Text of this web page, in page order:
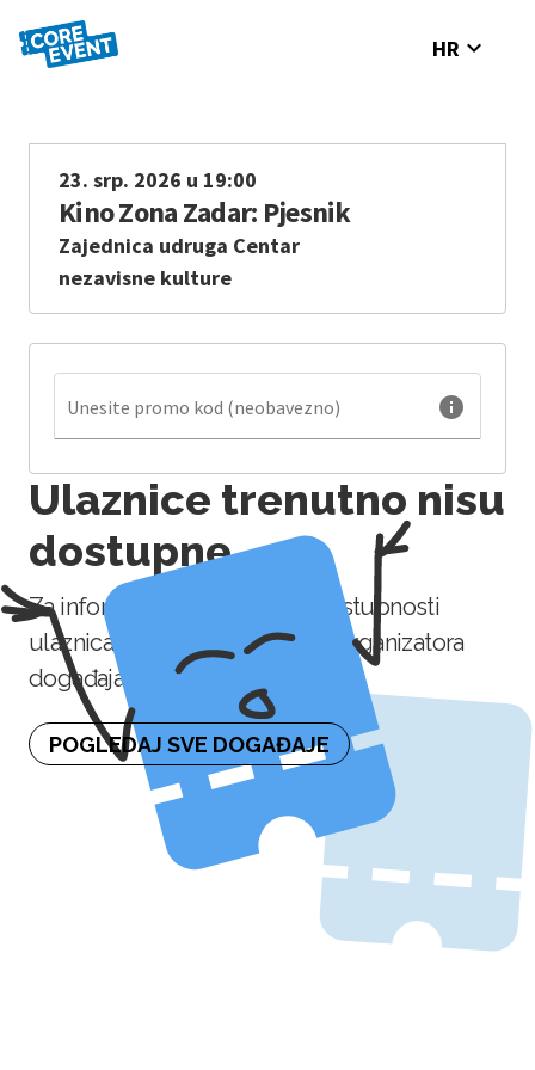
HR expand_more
23. srp. 2026 u 19:00
Kino Zona Zadar: Pjesnik
Zajednica udruga Centar
nezavisne kulture
Unesite promo kod (neobavezno) info
Ulaznice trenutno nisu
dostupne
Za informaciju o naknadnoj dostupnosti
ulaznica molimo kontaktirajte organizatora
događaja.
POGLEDAJ SVE DOGAĐAJE